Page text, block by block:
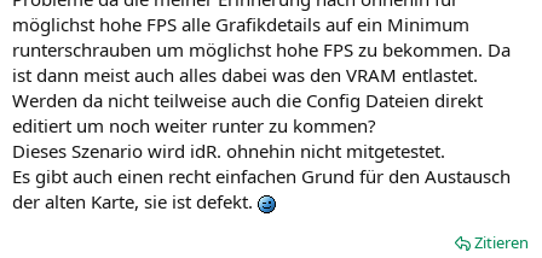
möglichst hohe FPS alle Grafikdetails auf ein Minimum
runterschrauben um möglichst hohe FPS zu bekommen. Da
ist dann meist auch alles dabei was den VRAM entlastet.
Werden da nicht teilweise auch die Config Dateien direkt
editiert um noch weiter runter zu kommen?
Dieses Szenario wird idR. ohnehin nicht mitgetestet.
Es gibt auch einen recht einfachen Grund für den Austausch
der alten Karte, sie ist defekt.
Zitieren